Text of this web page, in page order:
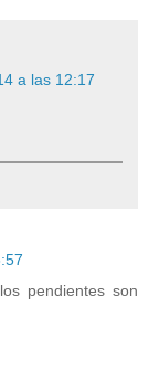
a las 12:17
pendientes son